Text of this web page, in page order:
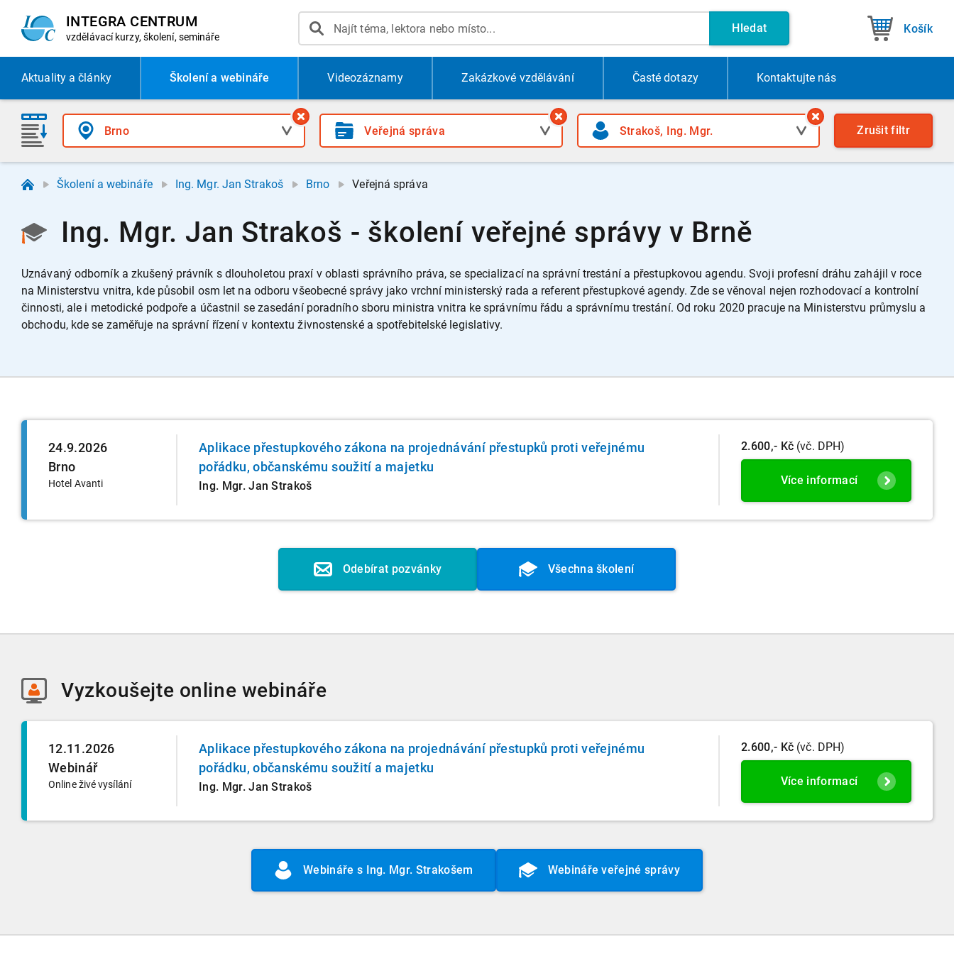
INTEGRA CENTRUM
vzdělávací kurzy, školení, semináře
Hledat Košík
Aktualitya články Školení a webináře Videozáznamy Zakázkové vzdělávání Časté dotazy Kontaktujte nás
Zrušit filtr
Školení a webináře Ing. Mgr. Jan Strakoš Brno Veřejná správa
Ing. Mgr. Jan Strakoš - školení veřejné správy v Brně
Uznávaný odborník a zkušený právník s dlouholetou praxí v oblasti správního práva, se specializací na správní trestání a přestupkovou agendu. Svoji profesní dráhu zahájil v roce
na Ministerstvu vnitra, kde působil osm let na odboru všeobecné správy jako vrchní ministerský rada a referent přestupkové agendy. Zde se věnoval nejen rozhodovací a kontrolní
činnosti, ale i metodické podpoře a účastnil se zasedání poradního sboru ministra vnitra ke správnímu řádu a správnímu trestání. Od roku 2020 pracuje na Ministerstvu průmyslu a
obchodu, kde se zaměřuje na správní řízení v kontextu živnostenské a spotřebitelské legislativy.
24.9.2026
Brno
Hotel Avanti
Aplikace přestupkového zákona na projednávání přestupků proti veřejnému
pořádku, občanskému soužití a majetku
Ing. Mgr. Jan Strakoš
2.600,- Kč (vč. DPH)
Více informací
Odebírat pozvánky Všechna školení
Vyzkoušejte online webináře
12.11.2026
Webinář
Online živé vysílání
Aplikace přestupkového zákona na projednávání přestupků proti veřejnému
pořádku, občanskému soužití a majetku
Ing. Mgr. Jan Strakoš
2.600,- Kč (vč. DPH)
Více informací
Webináře s Ing. Mgr. Strakošem Webináře veřejné správy